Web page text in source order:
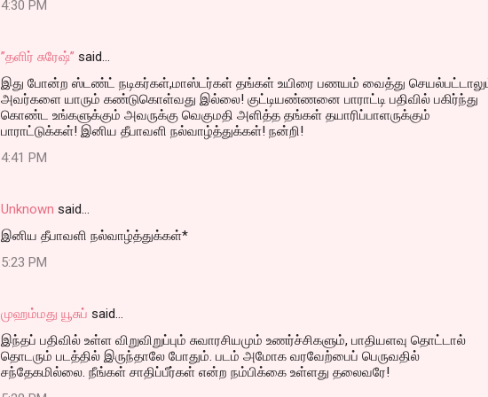
4:30 PM
”தளிர் சுரேஷ்” said…
இது போன்ற ஸ்டண்ட் நடிகர்கள்,மாஸ்டர்கள் தங்கள் உயிரை பணயம் வைத்து
அவர்களை யாரும் கண்டுகொள்வது இல்லை! குட்டியண்ணனை பாராட்டி பதிவில் பகிர்ந்து
கொண்ட உங்களுக்கும் அவருக்கு வெகுமதி அளித்த தங்கள் தயாரிப்பாளருக்கும்
பாராட்டுக்கள்! இனிய தீபாவளி நல்வாழ்த்துக்கள்! நன்றி!
4:41 PM
Unknown said…
இனிய தீபாவளி நல்வாழ்த்துக்கள்*
5:23 PM
முஹம்மது யூசுப் said…
இந்தப் பதிவில் உள்ள விறுவிறுப்பும் சுவாரசியமும் உணர்ச்சிகளும், பாதியளவு தொட்டால்
தொடரும் படத்தில் இருந்தாலே போதும். படம் அமோக வரவேற்பைப் பெருவதில்
சந்தேகமில்லை. நீங்கள் சாதிப்பீர்கள் என்ற நம்பிக்கை உள்ளது தலைவரே!